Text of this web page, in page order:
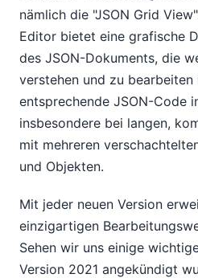
nämlich die "JSON Grid
Editor bietet eine grafische
des JSON-Dokuments, die
verstehen und zu bearbeiten
entsprechende JSON-Code
insbesondere bei langen,
mit mehreren
und Objekten.
Mit jeder neuen Version
einzigartigen
Sehen wir uns einige
Version 2021 angekündigt